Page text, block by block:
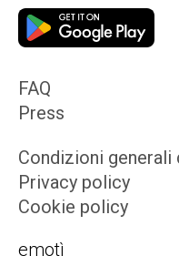
FAQ
Press
Condizioni generali
Privacy policy
Cookie policy
emotì